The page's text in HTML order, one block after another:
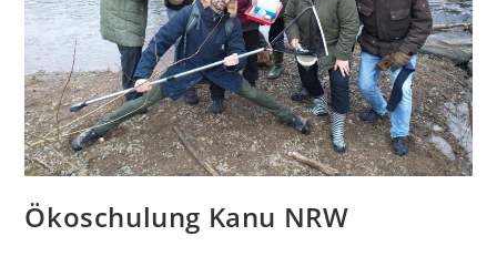
Ökoschulung Kanu NRW